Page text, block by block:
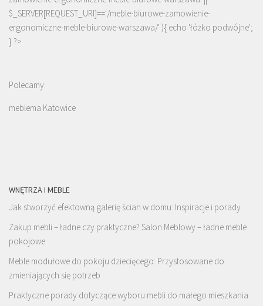
$_SERVER[REQUEST_URI]=='/meble-biurowe-zamowienie-
ergonomiczne-meble-biurowe-warszawa/' ){ echo 'łóżko podwójne';
} ?>
Polecamy:
meblema Katowice
WNĘTRZA I MEBLE
Jak stworzyć efektowną galerię ścian w domu: Inspiracje i porady
Zakup mebli – ładne czy praktyczne? Salon Meblowy – ładne meble
pokojowe
Meble modułowe do pokoju dziecięcego: Przystosowane do
zmieniających się potrzeb
Praktyczne porady dotyczące wyboru mebli do małego mieszkania